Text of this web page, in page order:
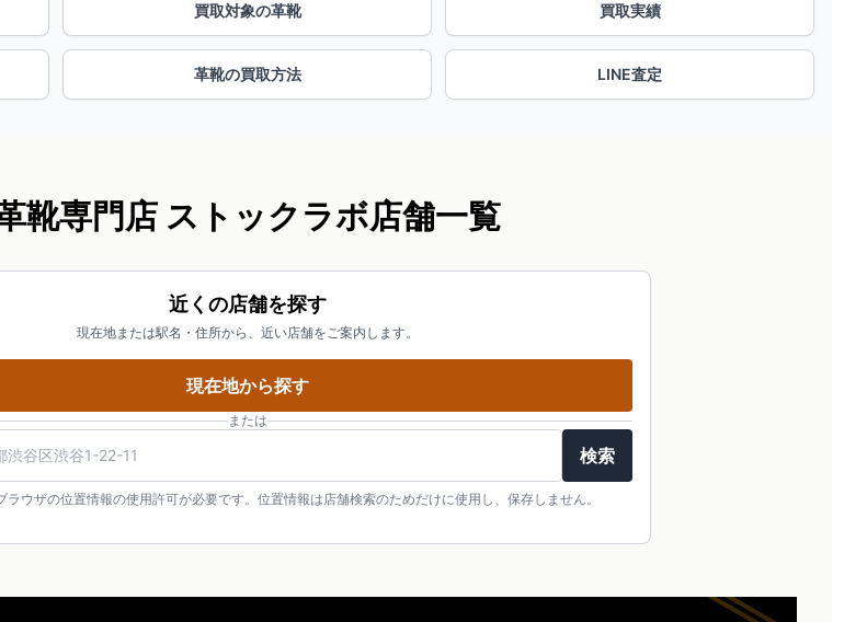
買取対象の革靴 買取実績
革靴の買取方法 LINE査定
靴専門店 ストックラボ店舗一覧
近くの店舗を探す
現在地または駅名・住所から、近い店舗をご案内します。
現在地から探す
または
検索
ラウザの位置情報の使用許可が必要です。位置情報は店舗検索のためだけに使用し、保存しません。